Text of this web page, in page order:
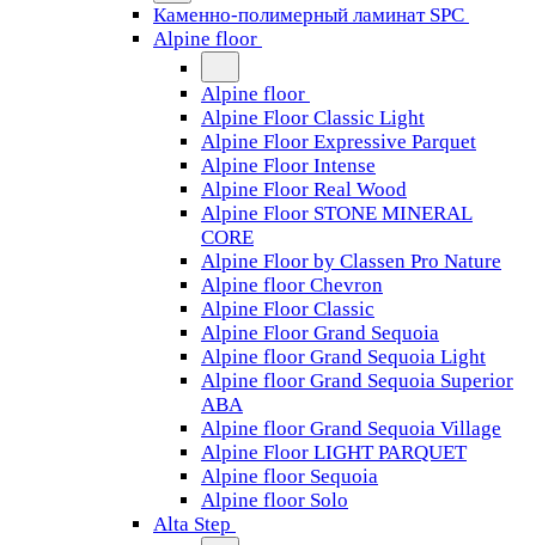
Каменно-полимерный ламинат SPC
Alpine floor
Alpine floor
Alpine Floor Classic Light
Alpine Floor Expressive Parquet
Alpine Floor Intense
Alpine Floor Real Wood
Alpine Floor STONE MINERAL
CORE
Alpine Floor by Classen Pro Nature
Alpine floor Chevron
Alpine Floor Classic
Alpine Floor Grand Sequoia
Alpine floor Grand Sequoia Light
Alpine floor Grand Sequoia Superior
ABA
Alpine floor Grand Sequoia Village
Alpine Floor LIGHT PARQUET
Alpine floor Sequoia
Alpine floor Solo
Alta Step